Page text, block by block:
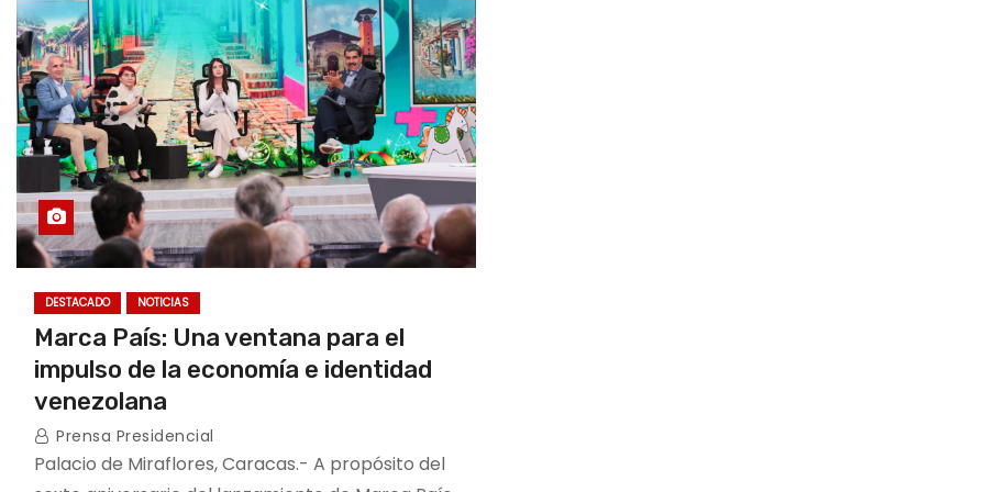
DESTACADO NOTICIAS
Marca País: Una ventana para el
impulso de la economía e identidad
venezolana
Prensa Presidencial
Palacio de Miraflores, Caracas.- A propósito del